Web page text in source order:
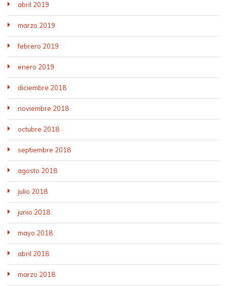
abril 2019
marzo 2019
febrero 2019
enero 2019
diciembre 2018
noviembre 2018
octubre 2018
septiembre 2018
agosto 2018
julio 2018
junio 2018
mayo 2018
abril 2018
marzo 2018